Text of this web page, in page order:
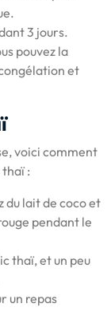
3 jours.
pouvez la
et
voici comment
:
du lait de coco et
pendant le
thaï, et un peu
un repas